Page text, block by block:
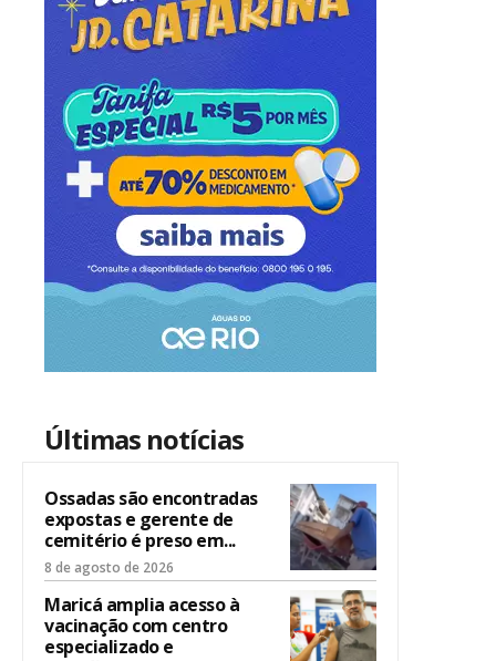
Últimas notícias
Ossadas são encontradas
expostas e gerente de
cemitério é preso em...
8 de agosto de 2026
Maricá amplia acesso à
vacinação com centro
especializado e